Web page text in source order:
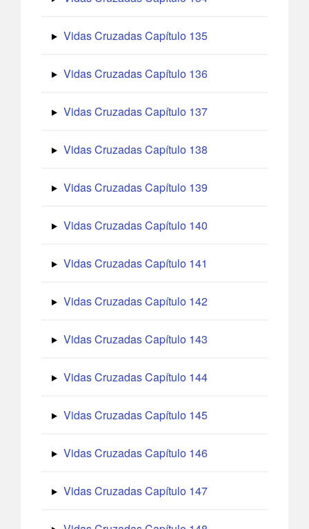
Vidas Cruzadas Capítulo 135
Vidas Cruzadas Capítulo 136
Vidas Cruzadas Capítulo 137
Vidas Cruzadas Capítulo 138
Vidas Cruzadas Capítulo 139
Vidas Cruzadas Capítulo 140
Vidas Cruzadas Capítulo 141
Vidas Cruzadas Capítulo 142
Vidas Cruzadas Capítulo 143
Vidas Cruzadas Capítulo 144
Vidas Cruzadas Capítulo 145
Vidas Cruzadas Capítulo 146
Vidas Cruzadas Capítulo 147